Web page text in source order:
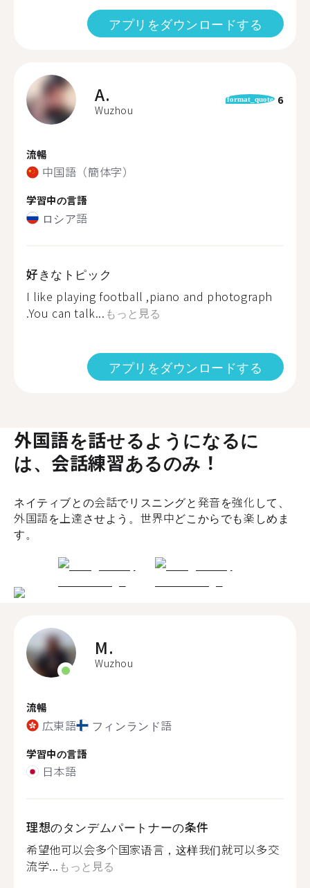
アプリをダウンロードする
A.
Wuzhou
format_quote 6
流暢
中国語（簡体字）
学習中の言語
ロシア語
好きなトピック
I like playing football ,piano and photograph
.You can talk... もっと見る
アプリをダウンロードする
外国語を話せるようになるに
は、会話練習あるのみ！
ネイティブとの会話でリスニングと発音を強化して、
外国語を上達させよう。世界中どこからでも楽しめま
す。
M.
Wuzhou
流暢
広東語 フィンランド語
学習中の言語
日本語
理想のタンデムパートナーの条件
希望他可以会多个国家语言，这样我们就可以多交
流学... もっと見る